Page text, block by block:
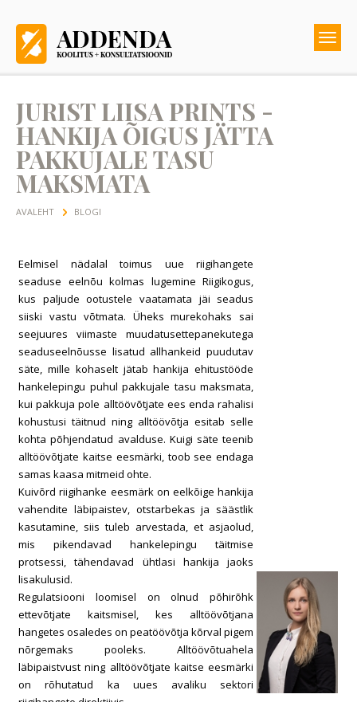
JURIST LIISA PRINTS -
HANKIJA ÕIGUS JÄTTA
PAKKUJALE TASU
MAKSMATA
AVALEHT BLOGI
Eelmisel nädalal toimus uue riigihangete
seaduse eelnõu kolmas lugemine Riigikogus,
kus paljude ootustele vaatamata jäi seadus
siiski vastu võtmata. Üheks murekohaks sai
seejuures viimaste muudatusettepanekutega
seaduseelnõusse lisatud allhankeid puudutav
säte, mille kohaselt jätab hankija ehitustööde
hankelepingu puhul pakkujale tasu maksmata,
kui pakkuja pole alltöövõtjate ees enda rahalisi
kohustusi täitnud ning alltöövõtja esitab selle
kohta põhjendatud avalduse. Kuigi säte teenib
alltöövõtjate kaitse eesmärki, toob see endaga
samas kaasa mitmeid ohte.
Kuivõrd riigihanke eesmärk on eelkõige hankija
vahendite läbipaistev, otstarbekas ja säästlik
kasutamine, siis tuleb arvestada, et asjaolud,
mis pikendavad hankelepingu täitmise
protsessi, tähendavad ühtlasi hankija jaoks
lisakulusid.
Regulatsiooni loomisel on olnud põhirõhk
ettevõtjate kaitsmisel, kes alltöövõtjana
hangetes osaledes on peatöövõtja kõrval pigem
nõrgemaks pooleks. Alltöövõtuahela
läbipaistvust ning alltöövõtjate kaitse eesmärki
on rõhutatud ka uues avaliku sektori